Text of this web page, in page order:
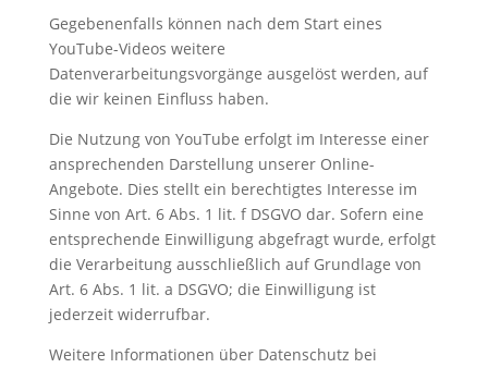
Gegebenenfalls können nach dem Start eines
YouTube-Videos weitere
Datenverarbeitungsvorgänge ausgelöst werden, auf
die wir keinen Einfluss haben.
Die Nutzung von YouTube erfolgt im Interesse einer
ansprechenden Darstellung unserer Online-
Angebote. Dies stellt ein berechtigtes Interesse im
Sinne von Art. 6 Abs. 1 lit. f DSGVO dar. Sofern eine
entsprechende Einwilligung abgefragt wurde, erfolgt
die Verarbeitung ausschließlich auf Grundlage von
Art. 6 Abs. 1 lit. a DSGVO; die Einwilligung ist
jederzeit widerrufbar.
Weitere Informationen über Datenschutz bei